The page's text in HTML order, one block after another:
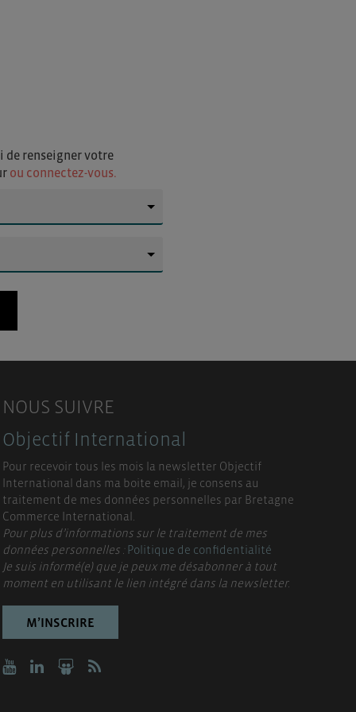
de renseigner votre
ou connectez-vous.
NOUS SUIVRE
Objectif International
Pour recevoir tous les mois la newsletter Objectif
International dans ma boite email, je consens au
traitement de mes données personnelles par Bretagne
Commerce International.
Pour plus d’informations sur le traitement de mes
données personnelles :Politique de confidentialité
Je suis informé(e) que je peux me désabonner à tout
moment en utilisant le lien intégré dans la newsletter.
M’INSCRIRE